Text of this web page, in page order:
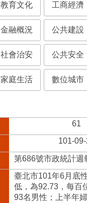
教育文化 工商經濟
金融概況 公共建設
社會治安 公共安全
家庭生活 數位城市
61
101-
第686號市政統計週
臺北市101年6月底
低，為92.73，每百
93名男性；上半年